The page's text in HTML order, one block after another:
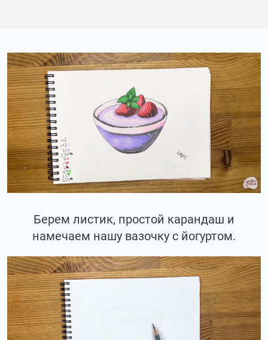
Берем листик, простой карандаш и
намечаем нашу вазочку с йогуртом.